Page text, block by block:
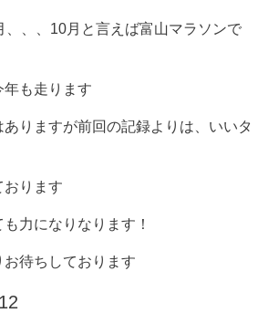
、、、10月と言えば富山マラソンで
も走ります
りますが前回の記録よりは、いいタ
おります
力になりなります！
待ちしております